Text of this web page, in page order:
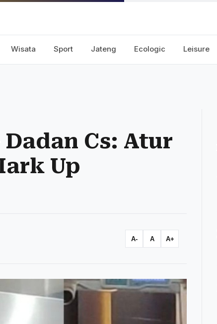
Wisata Sport Jateng Ecologic Leisure
Cs: Atur
Up
A- A A+